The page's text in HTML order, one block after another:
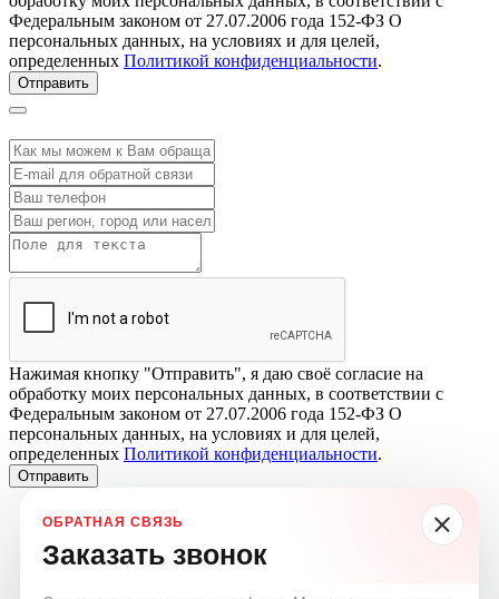
Федеральным законом от 27.07.2006 года 152-ФЗ О
персональных данных, на условиях и для целей,
определенных Политикой конфиденциальности.
Отправить
Нажимая кнопку "Отправить", я даю своё согласие на
обработку моих персональных данных, в соответствии с
Федеральным законом от 27.07.2006 года 152-ФЗ О
персональных данных, на условиях и для целей,
определенных Политикой конфиденциальности.
Отправить
Заказать звонок